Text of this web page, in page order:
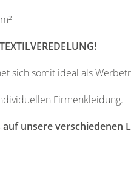
sich somit ideal als
Firmenkleidung.
auf unsere verschiedenen